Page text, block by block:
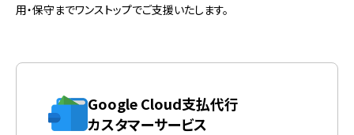
用・保守までワンストップでご支援いたします。
Google Cloud支払代行
カスタマーサービス